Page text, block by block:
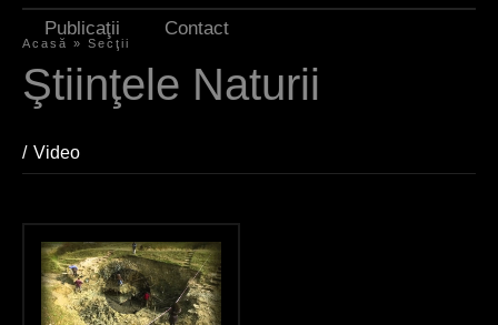
Publicaţii
Contact
Y
o
u
r
Acasă » Secţii
Ştiinţele Naturii
Video